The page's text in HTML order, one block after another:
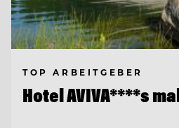
TOP ARBEITGEBER
Hotel AVIVA****s